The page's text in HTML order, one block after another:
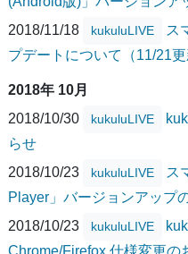
2018/11/18
kukuluLIVE
ス
プデートについて（11/21更
2018年 10月
2018/10/30
kukuluLIVE
らせ
2018/10/23
kukuluLIVE
ス
Player」バージョンアップ
2018/10/23
kukuluLIVE